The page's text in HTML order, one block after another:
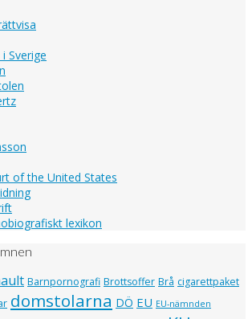
Sverige
of the United States
lexikon
Barnpornografi Brottsoffer Brå cigarettpaket
domstolarna DÖ EU EU-nämnden